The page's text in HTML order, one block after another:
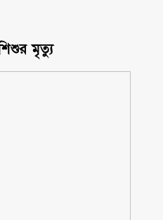
মৃত্যু